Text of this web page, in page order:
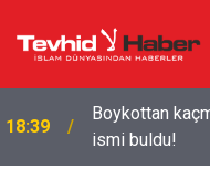
18:29
Starbucks'tan
merkezi bastı!